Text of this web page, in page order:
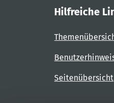
Hilfreiche
Seitenübersicht